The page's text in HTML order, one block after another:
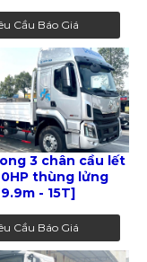
Cầu Báo Giá
3 chân cầu lết
thùng lửng
- 15T]
Cầu Báo Giá